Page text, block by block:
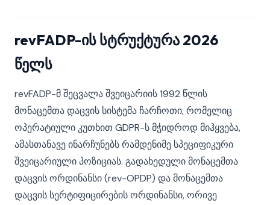
revFADP-ის სტრუქტურა 2026
წელს
revFADP-მ შეცვალა შვეიცარიის 1992 წლის
მონაცემთა დაცვის სისტემა ჩარჩოთი, რომელიც
ოპერატიული კუთხით GDPR-ს მჭიდროდ მიჰყვება,
ამასთანავე ინარჩუნებს რამდენიმე სპეციფიკური
შვეიცარიული პოზიციას. გადახედული მონაცემთა
დაცვის ორდინანსი (rev-OPDP) და მონაცემთა
დაცვის სერტიფიცირების ორდინანსი, ორივე